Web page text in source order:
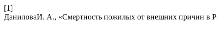
[1]
ДаниловаИ. А., «Смертность пожилых от внешних причин в